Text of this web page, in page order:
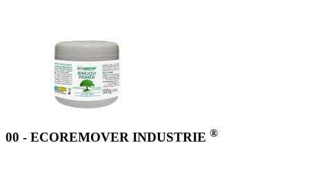
00 - ECOREMOVER INDUSTRIE ®